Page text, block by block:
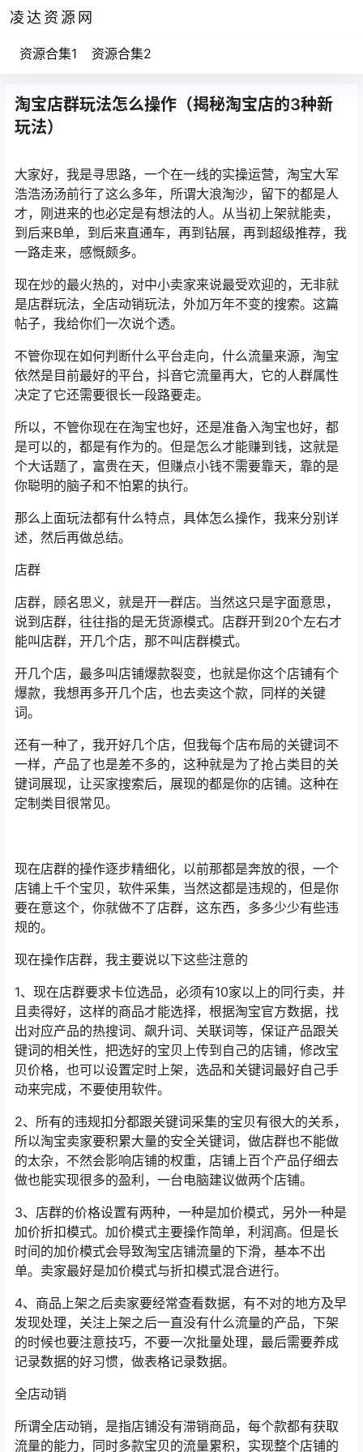
凌达资源网
资源合集1 资源合集2
淘宝店群玩法怎么操作（揭秘淘宝店的3种新
玩法）
大家好，我是寻思路，一个在一线的实操运营，淘宝大军
浩浩汤汤前行了这么多年，所谓大浪淘沙，留下的都是人
才，刚进来的也必定是有想法的人。从当初上架就能卖，
到后来B单，到后来直通车，再到钻展，再到超级推荐，我
一路走来，感慨颇多。
现在炒的最火热的，对中小卖家来说最受欢迎的，无非就
是店群玩法，全店动销玩法，外加万年不变的搜索。这篇
帖子，我给你们一次说个透。
不管你现在如何判断什么平台走向，什么流量来源，淘宝
依然是目前最好的平台，抖音它流量再大，它的人群属性
决定了它还需要很长一段路要走。
所以，不管你现在在淘宝也好，还是准备入淘宝也好，都
是可以的，都是有作为的。但是怎么才能赚到钱，这就是
个大话题了，富贵在天，但赚点小钱不需要靠天，靠的是
你聪明的脑子和不怕累的执行。
那么上面玩法都有什么特点，具体怎么操作，我来分别详
述，然后再做总结。
店群
店群，顾名思义，就是开一群店。当然这只是字面意思，
说到店群，往往指的是无货源模式。店群开到20个左右才
能叫店群，开几个店，那不叫店群模式。
开几个店，最多叫店铺爆款裂变，也就是你这个店铺有个
爆款，我想再多开几个店，也去卖这个款，同样的关键
词。
还有一种了，我开好几个店，但我每个店布局的关键词不
一样，产品了也是差不多的，这种就是为了抢占类目的关
键词展现，让买家搜索后，展现的都是你的店铺。这种在
定制类目很常见。
现在店群的操作逐步精细化，以前那都是奔放的很，一个
店铺上千个宝贝，软件采集，当然这都是违规的，但是你
要在意这个，你就做不了店群，这东西，多多少少有些违
规的。
现在操作店群，我主要说以下这些注意的
1、现在店群要求卡位选品，必须有10家以上的同行卖，并
且卖得好，这样的商品才能选择，根据淘宝官方数据，找
出对应产品的热搜词、飙升词、关联词等，保证产品跟关
键词的相关性，把选好的宝贝上传到自己的店铺，修改宝
贝价格，也可以设置定时上架，选品和关键词最好自己手
动来完成，不要使用软件。
2、所有的违规扣分都跟关键词采集的宝贝有很大的关系，
所以淘宝卖家要积累大量的安全关键词，做店群也不能做
的太杂，不然会影响店铺的权重，店铺上百个产品仔细去
做也能实现很多的盈利，一台电脑建议做两个店铺。
3、店群的价格设置有两种，一种是加价模式，另外一种是
加价折扣模式。加价模式主要操作简单，利润高。但是长
时间的加价模式会导致淘宝店铺流量的下滑，基本不出
单。卖家最好是加价模式与折扣模式混合进行。
4、商品上架之后卖家要经常查看数据，有不对的地方及早
发现处理，关注上架之后一直没有什么流量的产品，下架
的时候也要注意技巧，不要一次批量处理，最后需要养成
记录数据的好习惯，做表格记录数据。
全店动销
所谓全店动销，是指店铺没有滞销商品，每个款都有获取
流量的能力，同时多款宝贝的流量累积，实现整个店铺的